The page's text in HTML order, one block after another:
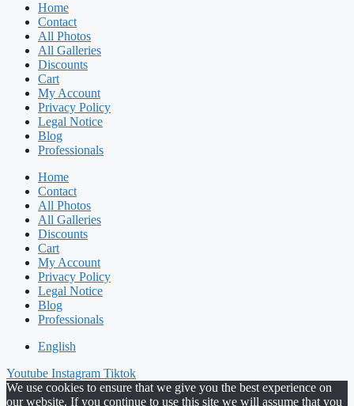
Home
Contact
All Photos
All Galleries
Discounts
Cart
My Account
Privacy Policy
Legal Notice
Blog
Professionals
Home
Contact
All Photos
All Galleries
Discounts
Cart
My Account
Privacy Policy
Legal Notice
Blog
Professionals
English
Youtube Instagram Tiktok
We use cookies to ensure that we give you the best experience on
our website. If you continue to use this site we will assume that you